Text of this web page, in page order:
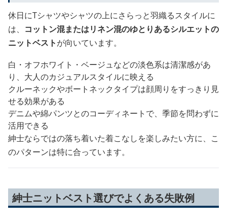
休日にTシャツやシャツの上にさらっと羽織るスタイルに
は、 コットン混またはリネン混のゆとりあるシルエットの
ニットベストが向いています。
白・オフホワイト・ベージュなどの淡色系は清潔感があ
り、大人のカジュアルスタイルに映える
クルーネックやボートネックタイプは顔周りをすっきり見
せる効果がある
デニムや綿パンツとのコーディネートで、季節を問わずに
活用できる
紳士ならではの落ち着いた着こなしを楽しみたい方に、こ
のパターンは特に合っています。
紳士ニットベスト選びでよくある失敗例